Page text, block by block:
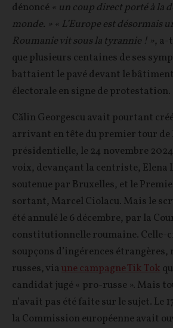
dénoncé « un coup direct porté à la
monde. » « L’Europe est désormais
Roumanie vit sous la tyrannie ! »,
que plusieurs centaines de ses
battaient le pavé devant le
électorale en signe de protestation.
Călin Georgescu avait pourtant
arrivant en tête du premier tour de
présidentielle, le 24 novembre
voix, devançant la centriste, Elena
soutenue par Bruxelles, et le
sortant, Marcel Ciolacu. Mais le
été annulé le 6 décembre, par la
constitutionnelle roumaine. Celle-
soupçons d’ingérences
russes, viaune campagne Tik Tok
candidat jugé « pro-russe ». Mais
n’avait pas été faite sur le sujet. Le
la Commission européenne avait